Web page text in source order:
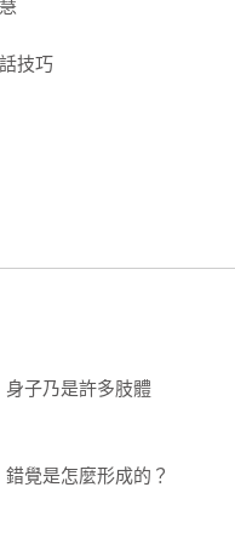
技巧
法，幫對方補強不足之處
規勸才不會產生反彈？
氣！
……
給你參考。
身子乃是許多肢體
覺是怎麼形成的？